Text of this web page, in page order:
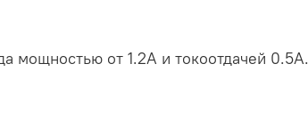
мощностью от 1.2А и токоотдачей 0.5А.